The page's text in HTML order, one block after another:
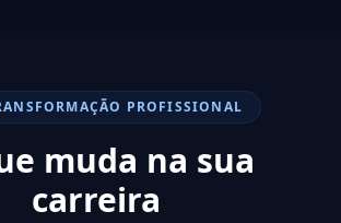
PROFISSIONAL
muda na sua
carreira